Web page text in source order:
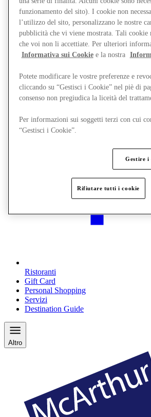
Novità
Ristoranti
Gift Card
Personal Shopping
Servizi
Destination Guide
Altro
funzionamento del sito). I cookie non
l’utilizzo del sito, personalizzano le nostre
pubblicità che vi viene mostrata. Tali cookie
che voi non li accettiate. Per ulteriori
Informativa sui Cookiee la nostra
Potete modificare le vostre preferenze e
cliccando su “Gestisci i Cookie” nel piè di
consenso non pregiudica la liceità del
Per informazioni sui soggetti terzi con cui
“Gestisci i Cookie”.
Gestire i
Rifiutare tutti i cookie